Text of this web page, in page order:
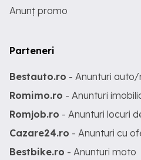
Anunț promo
Parteneri
Bestauto.ro - Anunturi
Romimo.ro - Anunturi
Romjob.ro - Anunturi locuri
Cazare24.ro - Anunturi cu
Bestbike.ro - Anunturi moto